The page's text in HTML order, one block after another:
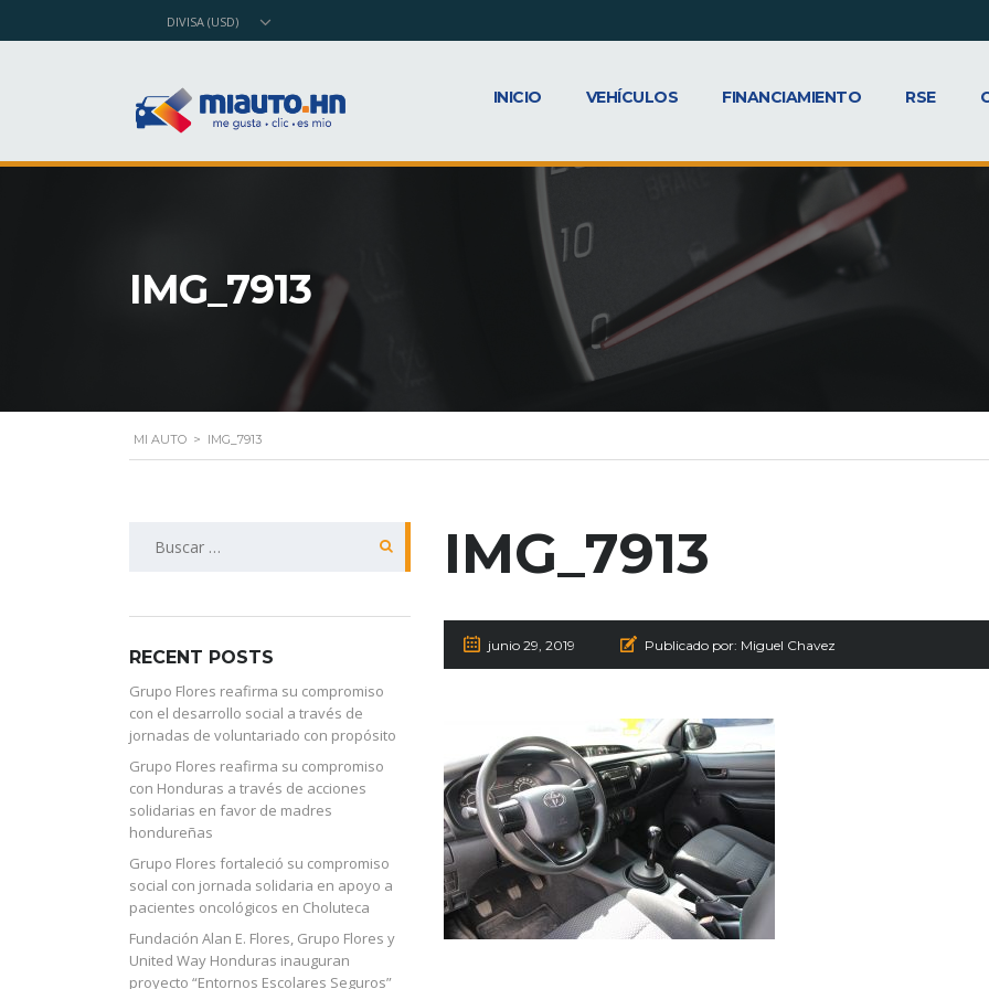
DIVISA (USD)
INICIO VEHÍCULOS FINANCIAMIENTO RSE
IMG_7913
MI AUTO > IMG_7913
IMG_7913
junio 29, 2019 Publicado por: Miguel Chavez
RECENT POSTS
Grupo Flores reafirma su compromiso
con el desarrollo social a través de
jornadas de voluntariado con propósito
Grupo Flores reafirma su compromiso
con Honduras a través de acciones
solidarias en favor de madres
hondureñas
Grupo Flores fortaleció su compromiso
social con jornada solidaria en apoyo a
pacientes oncológicos en Choluteca
Fundación Alan E. Flores, Grupo Flores y
United Way Honduras inauguran
proyecto “Entornos Escolares Seguros”